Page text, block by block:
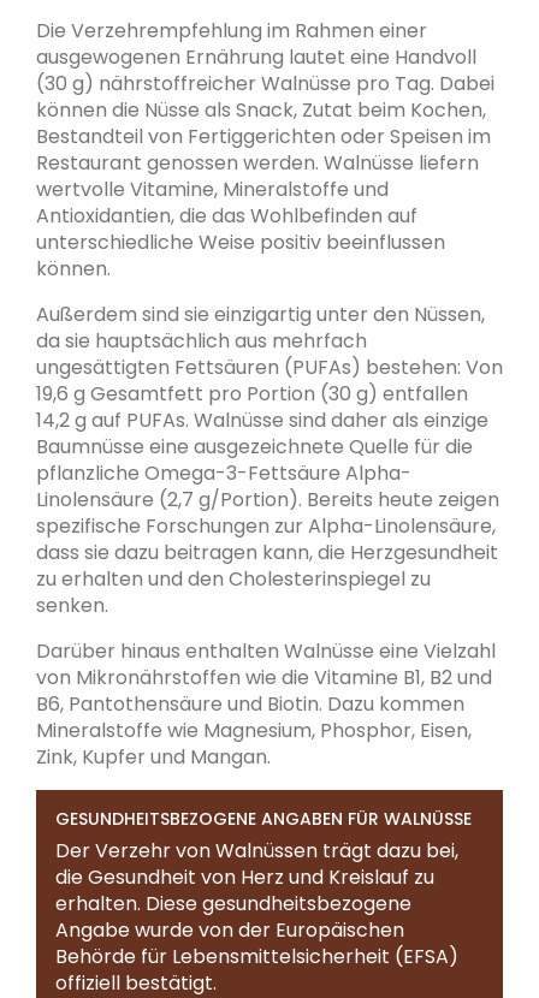
Die Verzehrempfehlung im Rahmen einer
ausgewogenen Ernährung lautet eine Handvoll
(30 g) nährstoffreicher Walnüsse pro Tag. Dabei
können die Nüsse als Snack, Zutat beim Kochen,
Bestandteil von Fertiggerichten oder Speisen im
Restaurant genossen werden. Walnüsse liefern
wertvolle Vitamine, Mineralstoffe und
Antioxidantien, die das Wohlbefinden auf
unterschiedliche Weise positiv beeinflussen
können.
Außerdem sind sie einzigartig unter den Nüssen,
da sie hauptsächlich aus mehrfach
ungesättigten Fettsäuren (PUFAs) bestehen: Von
19,6 g Gesamtfett pro Portion (30 g) entfallen
14,2 g auf PUFAs. Walnüsse sind daher als einzige
Baumnüsse eine ausgezeichnete Quelle für die
pflanzliche Omega-3-Fettsäure Alpha-
Linolensäure (2,7 g/Portion). Bereits heute zeigen
spezifische Forschungen zur Alpha-Linolensäure,
dass sie dazu beitragen kann, die Herzgesundheit
zu erhalten und den Cholesterinspiegel zu
senken.
Darüber hinaus enthalten Walnüsse eine Vielzahl
von Mikronährstoffen wie die Vitamine B1, B2 und
B6, Pantothensäure und Biotin. Dazu kommen
Mineralstoffe wie Magnesium, Phosphor, Eisen,
Zink, Kupfer und Mangan.
GESUNDHEITSBEZOGENE ANGABEN FÜR WALNÜSSE
Der Verzehr von Walnüssen trägt dazu bei,
die Gesundheit von Herz und Kreislauf zu
erhalten. Diese gesundheitsbezogene
Angabe wurde von der Europäischen
Behörde für Lebensmittelsicherheit (EFSA)
offiziell bestätigt.